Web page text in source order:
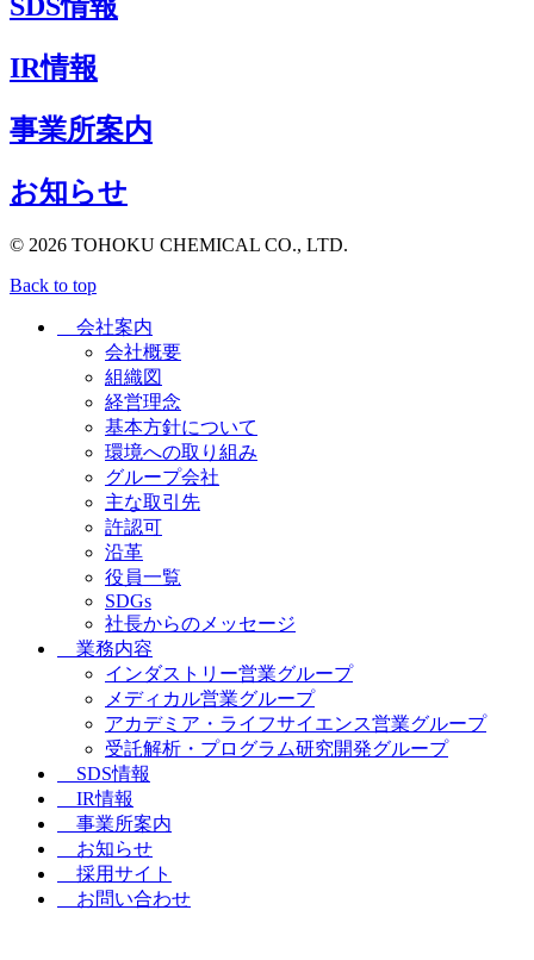
IR情報
事業所案内
お知らせ
© 2026 TOHOKU CHEMICAL CO., LTD.
Back to top
会社案内
会社概要
組織図
経営理念
基本方針について
環境への取り組み
グループ会社
主な取引先
許認可
沿革
役員一覧
SDGs
社長からのメッセージ
業務内容
インダストリー営業グループ
メディカル営業グループ
アカデミア・ライフサイエンス営業グループ
受託解析・プログラム研究開発グループ
SDS情報
IR情報
事業所案内
お知らせ
採用サイト
お問い合わせ